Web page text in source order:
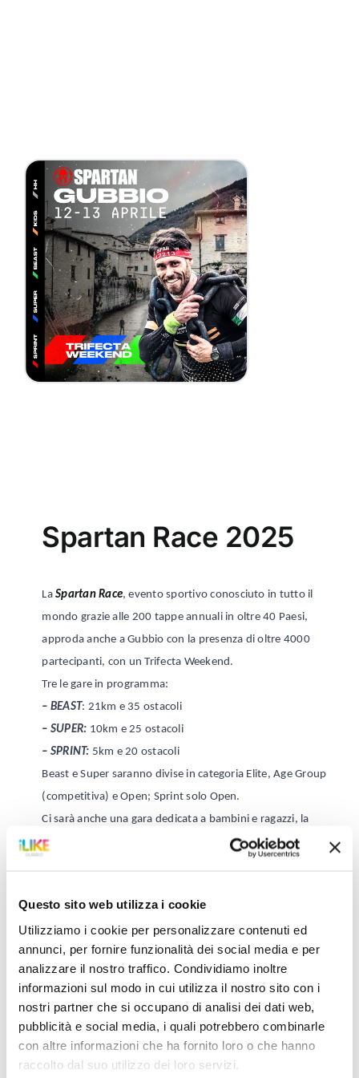
Questo sito web utilizza i cookie
Utilizziamo i cookie per personalizzare contenuti ed
annunci, per fornire funzionalità dei social media e per
analizzare il nostro traffico. Condividiamo inoltre
informazioni sul modo in cui utilizza il nostro sito con i
nostri partner che si occupano di analisi dei dati web,
pubblicità e social media, i quali potrebbero combinarle
con altre informazioni che ha fornito loro o che hanno
raccolto dal suo utilizzo dei loro servizi.
Spartan Race 2025
LaSpartan Race, evento sportivo conosciuto in tutto il
mondo grazie alle 200 tappe annuali in oltre 40 Paesi,
approda anche a Gubbio con la presenza di oltre 4000
partecipanti, con un Trifecta Weekend.
Tre le gare in programma:
– BEAST: 21km e 35 ostacoli
– SUPER: 10km e 25 ostacoli
– SPRINT: 5km e 20 ostacoli
Beast e Super saranno divise in categoria Elite, Age Group
(competitiva) e Open; Sprint solo Open.
Ci sarà anche una gara dedicata a bambini e ragazzi, la
SpartanKids
– dagli 800mt ai 3200mt – in tutto e per
in Piazza San Giovanni, e il percorso si snoderà lungo i
sentieri che attraversano i monti intorno alla città.
Spartan Gubbio è tappa di Italy National Series 2024, il
campionato italiano, che porterà atleti internazionali a
Spartan.